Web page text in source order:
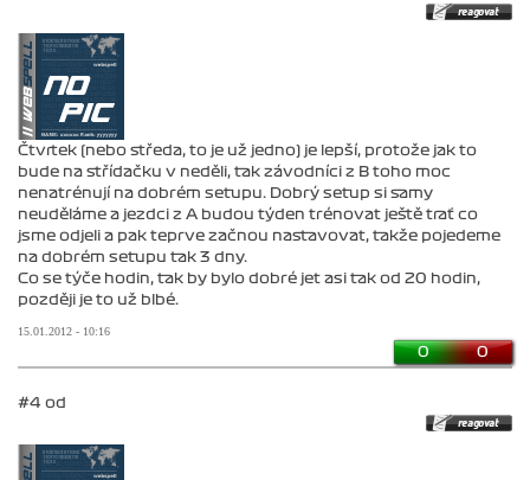
Čtvrtek (nebo středa, to je už jedno) je lepší, protože jak to
bude na střídačku v neděli, tak závodníci z B toho moc
nenatrénují na dobrém setupu. Dobrý setup si samy
neuděláme a jezdci z A budou týden trénovat ještě trať co
jsme odjeli a pak teprve začnou nastavovat, takže pojedeme
na dobrém setupu tak 3 dny.
Co se týče hodin, tak by bylo dobré jet asi tak od 20 hodin,
později je to už blbé.
15.01.2012 - 10:16
0 0
#4 od